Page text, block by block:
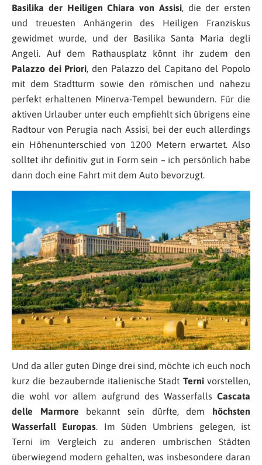
Basilika der Heiligen Chiara von Assisi, die der ersten
und treuesten Anhängerin des Heiligen Franziskus
gewidmet wurde, und der Basilika Santa Maria degli
Angeli. Auf dem Rathausplatz könnt ihr zudem den
Palazzo dei Priori, den Palazzo del Capitano del Popolo
mit dem Stadtturm sowie den römischen und nahezu
perfekt erhaltenen Minerva-Tempel bewundern. Für die
aktiven Urlauber unter euch empfiehlt sich übrigens eine
Radtour von Perugia nach Assisi, bei der euch allerdings
ein Höhenunterschied von 1200 Metern erwartet. Also
solltet ihr definitiv gut in Form sein – ich persönlich habe
dann doch eine Fahrt mit dem Auto bevorzugt.
Und da aller guten Dinge drei sind, möchte ich euch noch
kurz die bezaubernde italienische Stadt Ternivorstellen,
die wohl vor allem aufgrund des Wasserfalls Cascata
delle Marmore bekannt sein dürfte, dem höchsten
Wasserfall Europas. Im Süden Umbriens gelegen, ist
Terni im Vergleich zu anderen umbrischen Städten
überwiegend modern gehalten, was insbesondere daran